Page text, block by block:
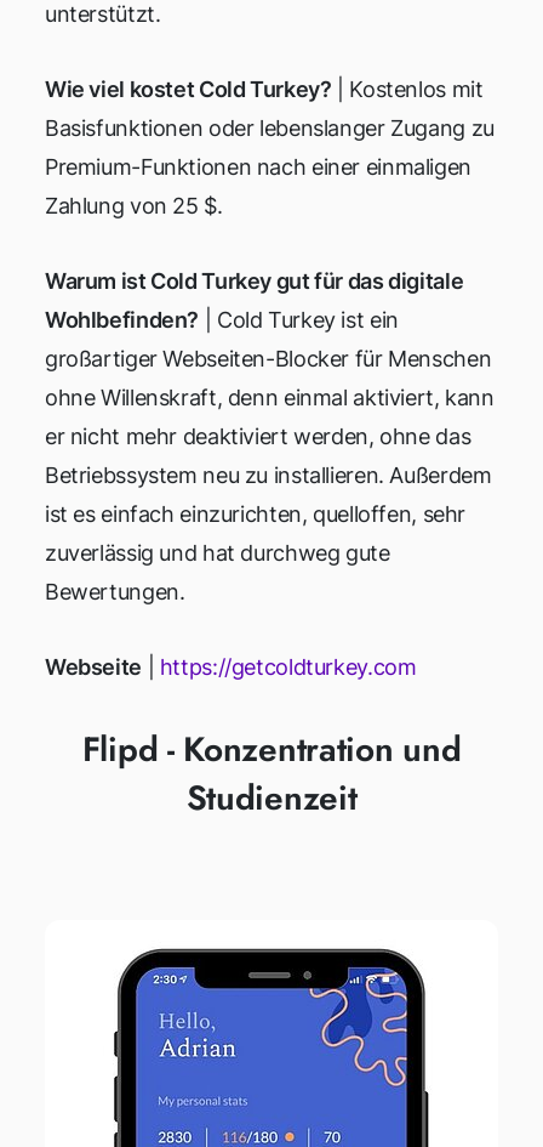
unterstützt.
Wie viel kostet Cold Turkey? | Kostenlos mit
Basisfunktionen oder lebenslanger Zugang zu
Premium-Funktionen nach einer einmaligen
Zahlung von 25 $.
Warum ist Cold Turkey gut für das digitale
Wohlbefinden? | Cold Turkey ist ein
großartiger Webseiten-Blocker für Menschen
ohne Willenskraft, denn einmal aktiviert, kann
er nicht mehr deaktiviert werden, ohne das
Betriebssystem neu zu installieren. Außerdem
ist es einfach einzurichten, quelloffen, sehr
zuverlässig und hat durchweg gute
Bewertungen.
Webseite https://getcoldturkey.com
Flipd - Konzentration und
Studienzeit